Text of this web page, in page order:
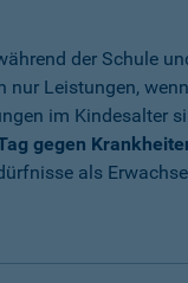
der Schule
nur Leistungen,
im Kindesalter
gegen
als